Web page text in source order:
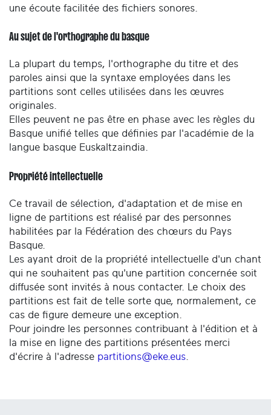
une écoute facilitée des fichiers sonores.
Au sujet de l'orthographe du basque
La plupart du temps, l'orthographe du titre et des
paroles ainsi que la syntaxe employées dans les
partitions sont celles utilisées dans les œuvres
originales.
Elles peuvent ne pas être en phase avec les règles du
Basque unifié telles que définies par l'académie de la
langue basque Euskaltzaindia.
Propriété intellectuelle
Ce travail de sélection, d'adaptation et de mise en
ligne de partitions est réalisé par des personnes
habilitées par la Fédération des chœurs du Pays
Basque.
Les ayant droit de la propriété intellectuelle d'un chant
qui ne souhaitent pas qu'une partition concernée soit
diffusée sont invités à nous contacter. Le choix des
partitions est fait de telle sorte que, normalement, ce
cas de figure demeure une exception.
Pour joindre les personnes contribuant à l'édition et à
la mise en ligne des partitions présentées merci
d'écrire à l'adresse partitions@eke.eus